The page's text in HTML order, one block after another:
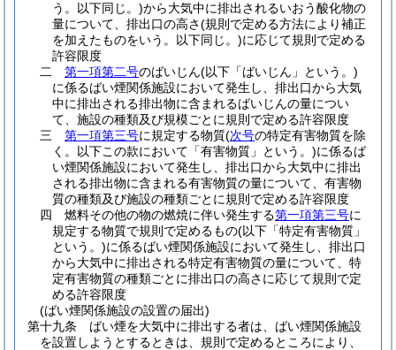
う。以下同じ。)から大気中に排出されるいおう酸化物の
量について、排出口の高さ(規則で定める方法により補正
を加えたものをいう。以下同じ。)に応じて規則で定める
許容限度
二
第一項第二号のばいじん(以下「ばいじん」という。)
に係るばい煙関係施設において発生し、排出口から大気
中に排出される排出物に含まれるばいじんの量につい
て、施設の種類及び規模ごとに規則で定める許容限度
三
第一項第三号に規定する物質(次号の特定有害物質を除
く。以下この款において「有害物質」という。)に係るば
い煙関係施設において発生し、排出口から大気中に排出
される排出物に含まれる有害物質の量について、有害物
質の種類及び施設の種類ごとに規則で定める許容限度
四
燃料その他の物の燃焼に伴い発生する第一項第三号に
規定する物質で規則で定めるもの(以下「特定有害物質」
という。)に係るばい煙関係施設において発生し、排出口
から大気中に排出される特定有害物質の量について、特
定有害物質の種類ごとに排出口の高さに応じて規則で定
める許容限度
(ばい煙関係施設の設置の届出)
第十九条
ばい煙を大気中に排出する者は、ばい煙関係施設
を設置しようとするときは、規則で定めるところにより、